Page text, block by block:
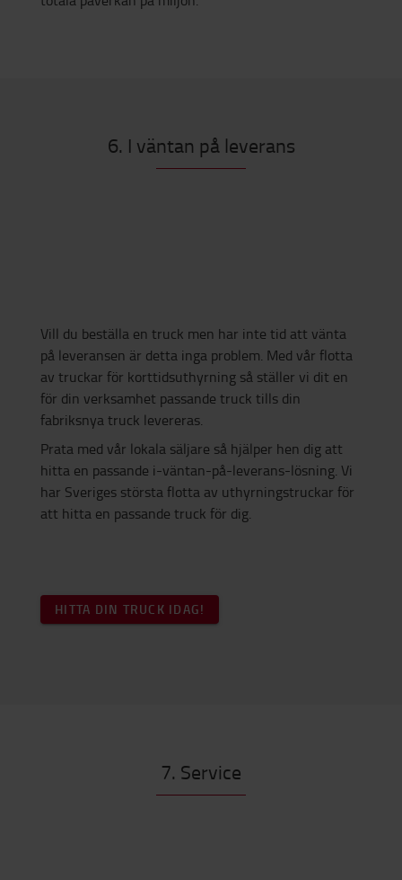
6. I väntan på leverans
Vill du beställa en truck men har inte tid att vänta
på leveransen är detta inga problem. Med vår flotta
av truckar för korttidsuthyrning så ställer vi dit en
för din verksamhet passande truck tills din
fabriksnya truck levereras.
Prata med vår lokala säljare så hjälper hen dig att
hitta en passande i-väntan-på-leverans-lösning. Vi
har Sveriges största flotta av uthyrningstruckar för
att hitta en passande truck för dig.
HITTA DIN TRUCK IDAG!
7. Service